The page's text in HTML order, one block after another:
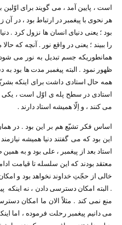
است ، پایین آمد ،‌ می گویند برای اوّلین
هر نحوی با پیغمبر در ارتباط بود ، در آن
بود ؛ یعنی دنیای انسان ها نزول کرد .
را ببیند ؛ یعنی در واقع نور . آنچه که
همانطوریکه جسم تبدیل به نور می
ظهور نمود . البته پیغمبر مدت ها بود
همه حال استادی داشت برای اینکه
استادی در سطح پله ی اوّل است ،
می کنند ،‌ و اِلّا همیشه استاد دارند .
اساس فکر تشیّع هم بر این بود . در
این بود که می گفتند دنیا همیشه
استاد بعد از پیغمبر ،‌ علی بود و به
معتقد بودند که این سلسله تا قیامت
خالی از حجّتِ خداوند نخواهد بود و
. البته امکان دسترسی دادن ،‌ نه اینکه
منع نمی کند . مثلاً الان ما امکان
می دانیم پیغمبر رحلت فرموده ، ‌اما